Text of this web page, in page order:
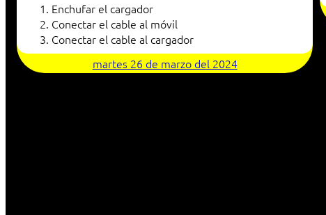
Enchufar el cargador
Conectar el cable al móvil
Conectar el cable al cargador
martes 26 de marzo del 2024